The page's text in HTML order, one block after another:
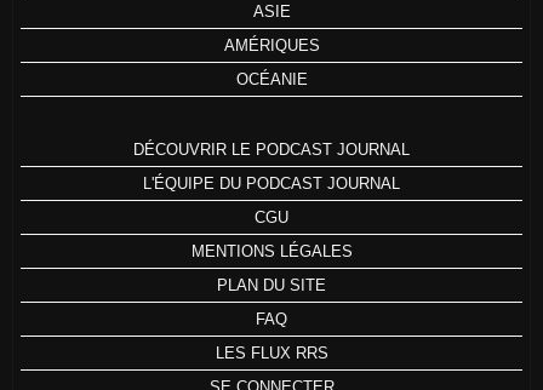
ASIE
AMÉRIQUES
OCÉANIE
DÉCOUVRIR LE PODCAST JOURNAL
L'ÉQUIPE DU PODCAST JOURNAL
CGU
MENTIONS LÉGALES
PLAN DU SITE
FAQ
LES FLUX RRS